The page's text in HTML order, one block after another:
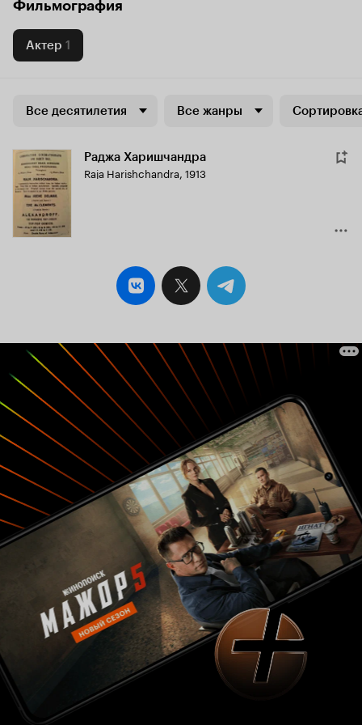
Фильмография
Актер 1
Все десятилетия Все жанры
Раджа Харишчандра
Raja Harishchandra, 1913